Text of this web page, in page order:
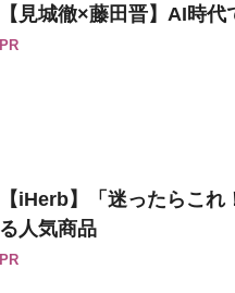
【見城徹×藤田晋】AI時
PR
【iHerb】「迷ったらこ
る人気商品
PR